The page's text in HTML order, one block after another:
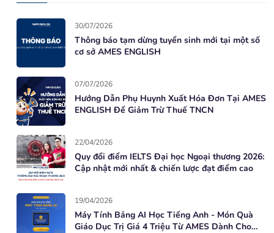
30/07/2026
Thông báo tạm dừng tuyển sinh mới tại một số
cơ sở AMES ENGLISH
07/07/2026
Hướng Dẫn Phụ Huynh Xuất Hóa Đơn Tại AMES
ENGLISH Để Giảm Trừ Thuế TNCN
22/04/2026
Quy đổi điểm IELTS Đại học Ngoại thương 2026:
Cập nhật mới nhất & chiến lược đạt điểm cao
19/04/2026
Máy Tính Bảng AI Học Tiếng Anh - Món Quà
Giáo Dục Trị Giá 4 Triệu Từ AMES Dành Cho